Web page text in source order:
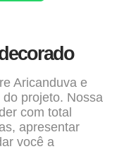
Aricanduva e
projeto. Nossa
com total
apresentar
você a